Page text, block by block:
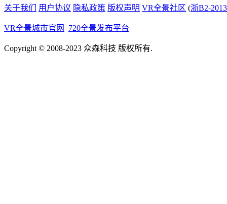
关于我们 用户协议 隐私政策 版权声明 VR全景社区 (浙B2-
VR全景城市官网 720全景发布平台
Copyright © 2008-2023 众森科技 版权所有.